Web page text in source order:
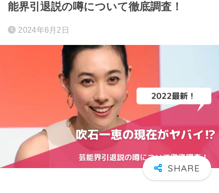
能界引退説の噂について徹底調査！
2024年6月2日